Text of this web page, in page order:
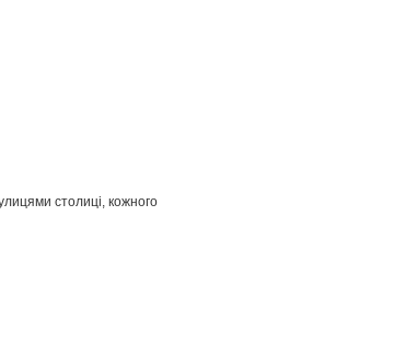
столиці, кожного